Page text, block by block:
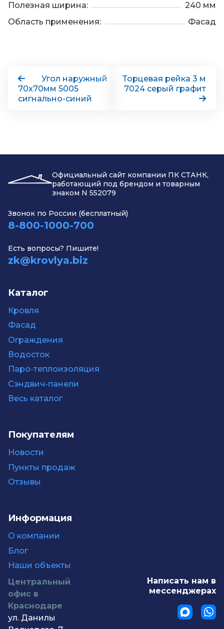
Полезная ширина:
240 мм
Область применения:
Фасад
Угол наружный
70x70мм 5005
сигнально-синий
Торцевая рейка 3 м
7024 серый графит
Официальный сайт компании ПК СТАНК,
работающий под брендом и товарным
знаком N 552079
Звонок по России (бесплатный)
8-800-1000-700
Есть вопросы? Пишите!
zk@krovlya.biz
Каталог
Кровля
Фасад
Ограждения
Водосток
Паро-теплоизоляция
Сэндвич-панели
Весь каталог
Покупателям
Новости
Пункты продаж
Отзывы
Информация
О компании
Блог
Наши объекты
Центральный
офис в
Краснодаре
ул. Данилы
Написать нам в
мессенджерах